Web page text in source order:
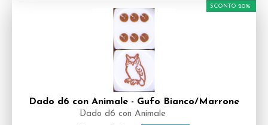
Dado d6 con Animale - Gufo Bianco/Marrone
Dado d6 con Animale
SCONTO 20%